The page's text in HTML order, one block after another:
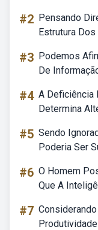
#2 Pensando
Estrutura
#3 Podemos
De
#4 A Deficiência
Determina
#5 Sendo
Poderia Ser
#6 O Homem
Que A
#7